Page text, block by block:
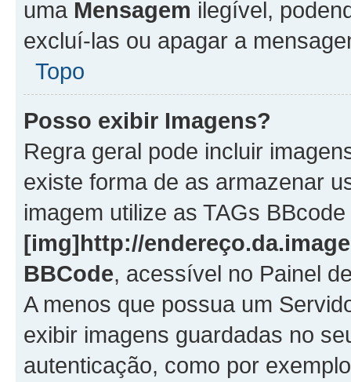
uma Mensagem ilegível,
excluí-las ou apagar a
Topo
Posso exibir Imagens?
Regra geral pode incluir
existe forma de as armazenar
imagem utilize as TAGs BBcode
[img]http://
BBCode, acessível no Painel
A menos que possua um
exibir imagens guardadas no
autenticação, como por